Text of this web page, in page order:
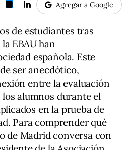
Agregar a Google
de estudiantes tras
EBAU han
española. Este
ser anecdótico,
entre la evaluación
alumnos durante el
en la prueba de
Para comprender qué
de Madrid conversa con